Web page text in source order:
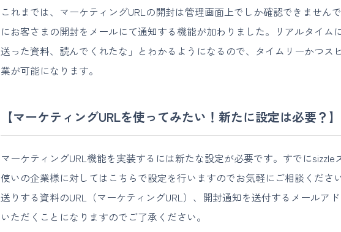
これまでは、マーケティングURLの開封は管理画面上でしか確認できません
にお客さまの開封をメールにて通知する機能が加わりました。リアルタイム
送った資料、読んでくれたな」とわかるようになるので、タイムリーかつス
業が可能になります。
【マーケティングURLを使ってみたい！新たに設定は必要？】
マーケティングURL機能を実装するには新たな設定が必要です。すでにsizzle
使いの企業様に対してはこちらで設定を行いますのでお気軽にご相談くださ
送りする資料のURL（マーケティングURL）、開封通知を送付するメールア
いただくことになりますのでご了承ください。